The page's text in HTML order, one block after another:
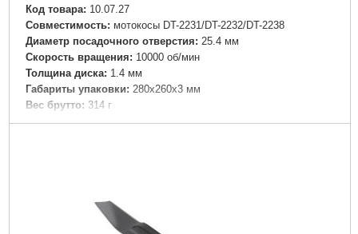
Код товара: 10.07.27
Совместимость: мотокосы DT-2231/DT-2232/DT-2238
Диаметр посадочного отверстия: 25.4 мм
Скорость вращения: 10000 об/мин
Толщина диска: 1.4 мм
Габариты упаковки: 280x260x3 мм
Вес брутто: 314 г